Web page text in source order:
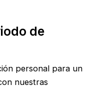
de
personal para un
nuestras